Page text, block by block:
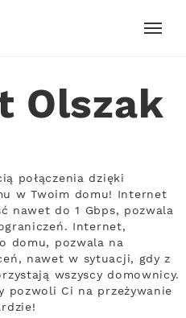
Olszak
połączenia dzięki
w Twoim domu! Internet
nawet do 1 Gbps, pozwala
Internet,
domu, pozwala na
nawet w sytuacji, gdy z
wszyscy domownicy.
pozwoli Ci na przeżywanie